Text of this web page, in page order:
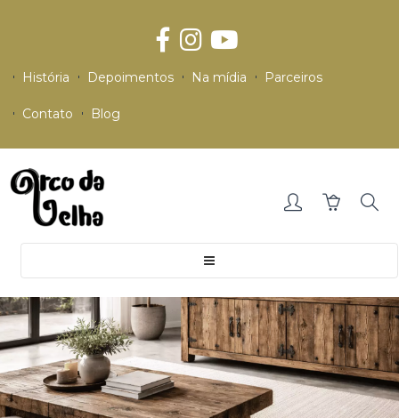
História Depoimentos Na mídia Parceiros
Contato Blog